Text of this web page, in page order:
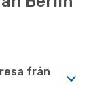
från